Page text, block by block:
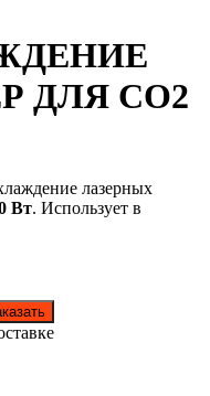
ДЛЯ CO2
лазерных
Вт. Использует в